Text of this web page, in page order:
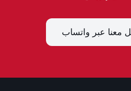
معنا عبر واتساب